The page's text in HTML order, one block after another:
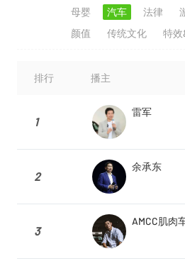
母婴
汽车 法律
颜值
传统文化 特效
排行 播主
1
雷军
2
余承东
3
AMCC肌肉